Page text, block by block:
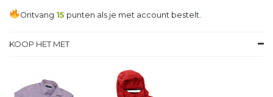
Ontvang 15 punten als je met account bestelt.
KOOP HET MET